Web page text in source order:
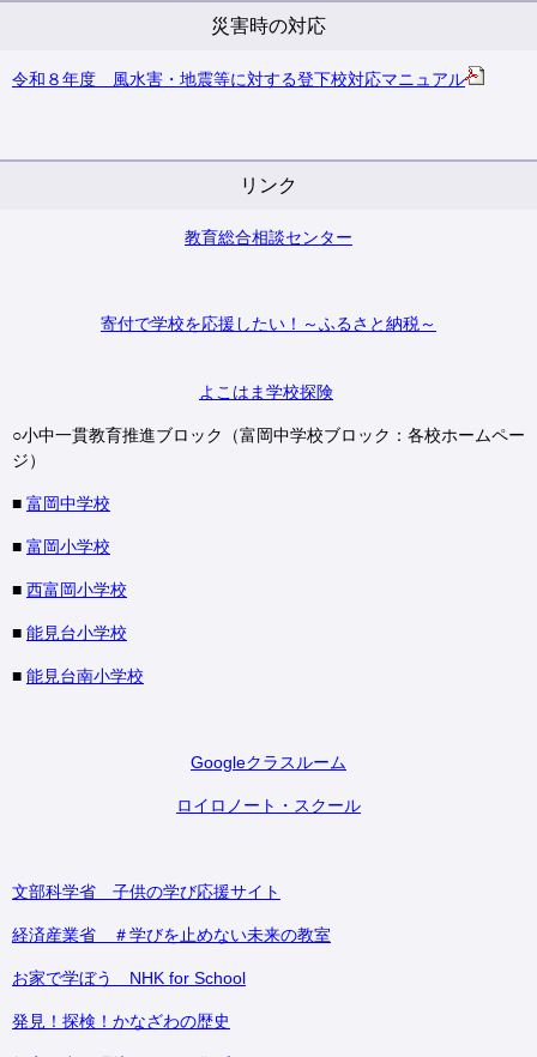
災害時の対応
令和８年度 風水害・地震等に対する登下校対応マニュアル
リンク
教育総合相談センター
寄付で学校を応援したい！～ふるさと納税～
よこはま学校探険
○小中一貫教育推進ブロック（富岡中学校ブロック：各校ホームペー
ジ）
■ 富岡中学校
■ 富岡小学校
■ 西富岡小学校
■ 能見台小学校
■ 能見台南小学校
Googleクラスルーム
ロイロノート・スクール
文部科学省 子供の学び応援サイト
経済産業省 ＃学びを止めない未来の教室
お家で学ぼう NHK for School
発見！探検！かなざわの歴史